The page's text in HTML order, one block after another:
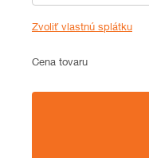
Zvoliť vlastnú splátku
Cena
Cena tovaru
Zhrnutie